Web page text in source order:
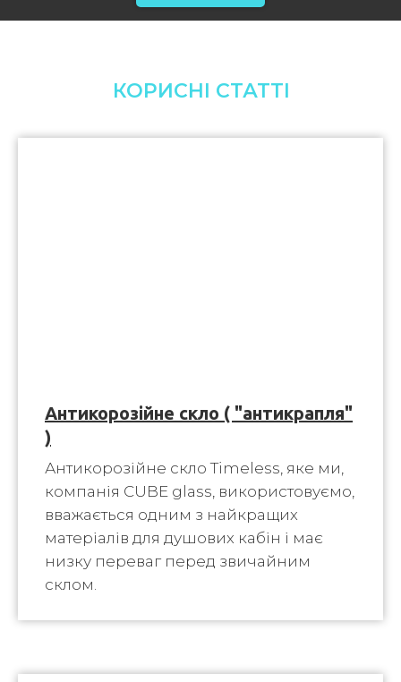
КОРИСНІ СТАТТІ
Антикорозійне скло ( "антикрапля"
)
Антикорозійне скло Timeless, яке ми,
компанія CUBE glass, використовуємо,
вважається одним з найкращих
матеріалів для душових кабін і має
низку переваг перед звичайним
склом.